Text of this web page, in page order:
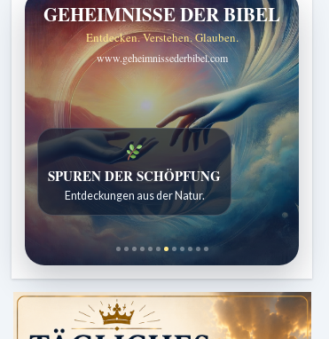
GEHEIMNISSE DER BIBEL
Entdecken. Verstehen. Glauben.
www.geheimnissederbibel.com
SPUREN DER SCHÖPFUNG
Entdeckungen aus der Natur.